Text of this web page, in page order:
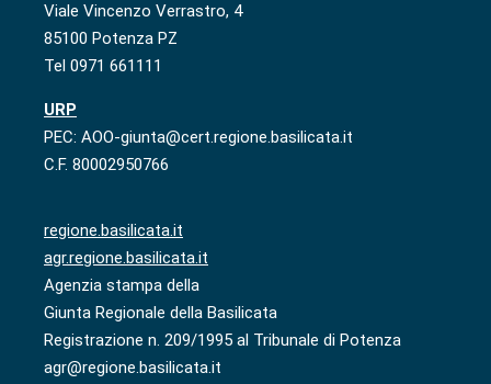
Viale Vincenzo Verrastro, 4
85100 Potenza PZ
Tel 0971 661111
URP
PEC: AOO-giunta@cert.regione.basilicata.it
C.F. 80002950766
regione.basilicata.it
agr.regione.basilicata.it
Agenzia stampa della
Giunta Regionale della Basilicata
Registrazione n. 209/1995 al Tribunale di Potenza
agr@regione.basilicata.it